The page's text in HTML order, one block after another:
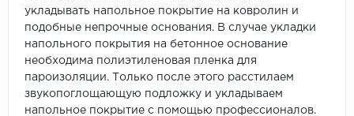
укладывать напольное покрытие на ковролин и
подобные непрочные основания. В случае укладки
напольного покрытия на бетонное основание
необходима полиэтиленовая пленка для
пароизоляции. Только после этого расстилаем
звукопоглощающую подложку и укладываем
напольное покрытие с помощью профессионалов.